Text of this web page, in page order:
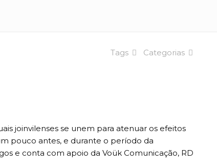
Categorias
Tags
joinvilenses se unem para atenuar os efeitos
pouco antes, e durante o período da
e conta com apoio da Voük Comunicação, RD